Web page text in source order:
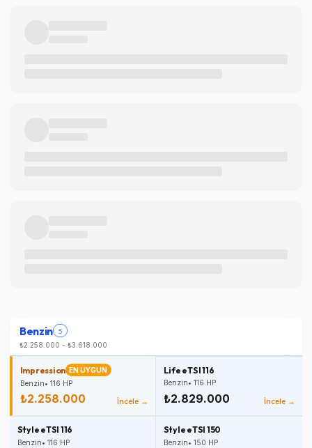
Benzin 5
₺2.258.000 - ₺3.618.000
Impression EN UYGUN
Benzin• 116 HP
₺2.258.000 İncele →
Life eTSI 116
Benzin• 116 HP
₺2.829.000 İncele →
Style eTSI 116
Benzin• 116 HP
Style eTSI 150
Benzin• 150 HP